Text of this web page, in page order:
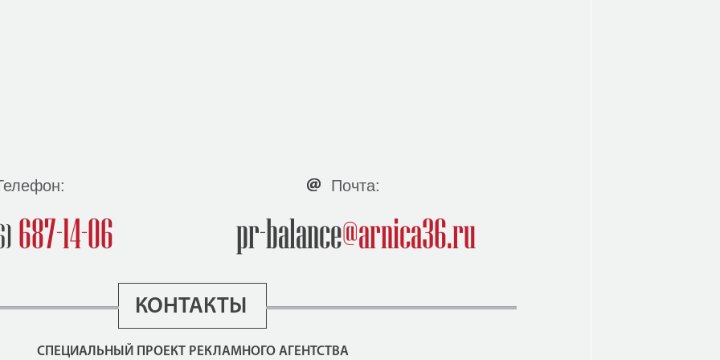
687-14-06
Почта:
pr-balance@arnica36.ru
КОНТАКТЫ
СПЕЦИАЛЬНЫЙ ПРОЕКТ РЕКЛАМНОГО АГЕНТСТВА